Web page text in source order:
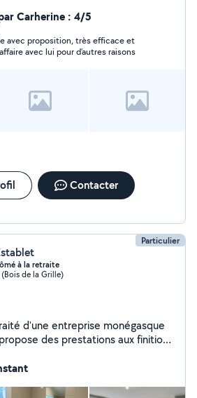
Carherine : 4/5
avec proposition, très efficace et
avec lui pour d’autres raisons
Contacter
Particulier
à la retraite
de la Grille)
d'une entreprise monégasque
des prestations aux finitions